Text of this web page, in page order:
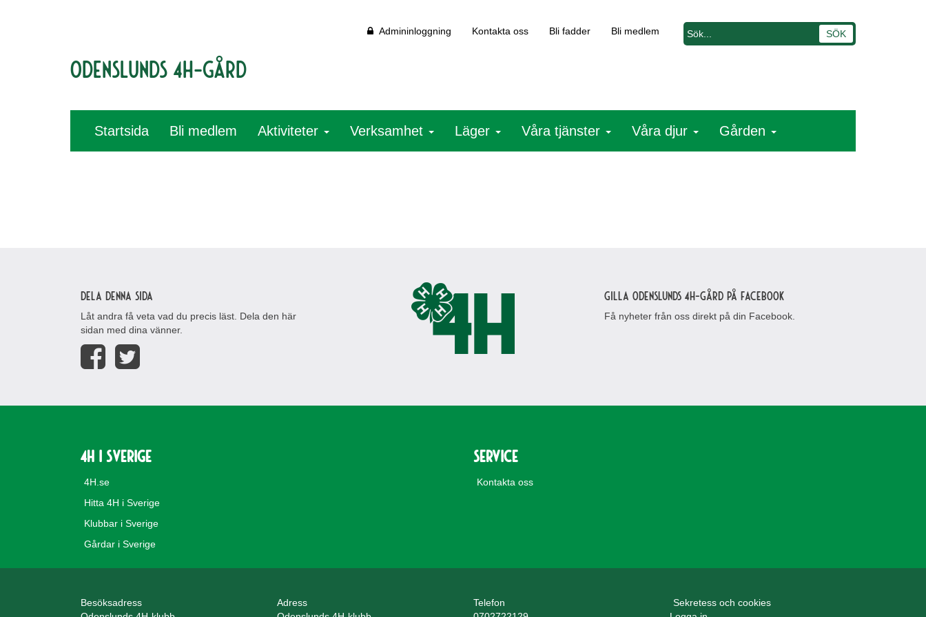
Odenslunds 4H-gård
Admininloggning Kontakta oss Bli fadder Bli medlem
Startsida Bli medlem Aktiviteter Verksamhet Läger Våra tjänster Våra djur Gården
Dela denna sida
Låt andra få veta vad du precis läst. Dela den här
sidan med dina vänner.
Gilla Odenslunds 4H-gård på Facebook
Få nyheter från oss direkt på din Facebook.
4H i Sverige
4H.se
Hitta 4H i Sverige
Klubbar i Sverige
Gårdar i Sverige
Service
Kontakta oss
Besöksadress
Adress
Telefon
Sekretess och cookies